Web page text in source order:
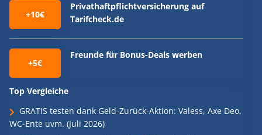
+10€
Privathaftpflichtversicherung auf
Tarifcheck.de
+5€
Freunde für Bonus-Deals werben
Top Vergleiche
GRATIS testen dank Geld-Zurück-Aktion: Valess, Axe Deo,
WC-Ente uvm. (Juli 2026)